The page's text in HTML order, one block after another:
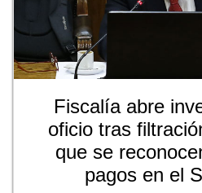
Fiscalía abre
oficio tras
que se
pagos en el